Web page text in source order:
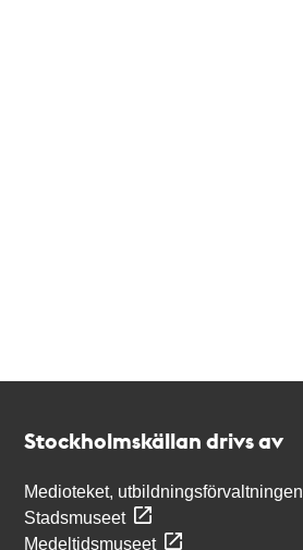
Stockholmskällan drivs av
Medioteket, utbildningsförvaltningen
Stadsmuseet
Medeltidsmuseet